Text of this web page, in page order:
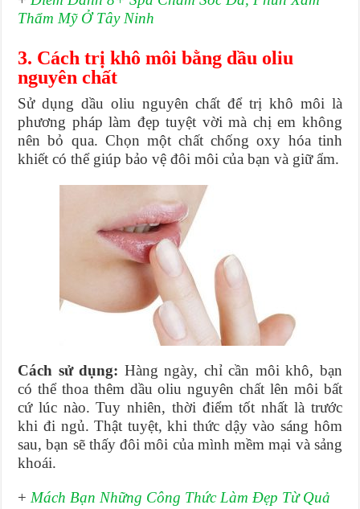
Thẩm Mỹ Ở Tây Ninh
3. Cách trị khô môi bằng dầu oliu
nguyên chất
Sử dụng dầu oliu nguyên chất để trị khô môi là
phương pháp làm đẹp tuyệt vời mà chị em không
nên bỏ qua. Chọn một chất chống oxy hóa tinh
khiết có thể giúp bảo vệ đôi môi của bạn và giữ ẩm.
Cách sử dụng: Hàng ngày, chỉ cần môi khô, bạn
có thể thoa thêm dầu oliu nguyên chất lên môi bất
cứ lúc nào. Tuy nhiên, thời điểm tốt nhất là trước
khi đi ngủ. Thật tuyệt, khi thức dậy vào sáng hôm
sau, bạn sẽ thấy đôi môi của mình mềm mại và sảng
khoái.
+ Mách Bạn Những Công Thức Làm Đẹp Từ Quả